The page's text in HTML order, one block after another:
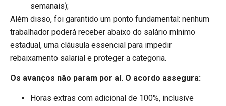
semanais);
Além disso, foi garantido um ponto fundamental: nenhum
trabalhador poderá receber abaixo do salário mínimo
estadual, uma cláusula essencial para impedir
rebaixamento salarial e proteger a categoria.
Os avanços não param por aí. O acordo assegura:
Horas extras com adicional de 100%, inclusive